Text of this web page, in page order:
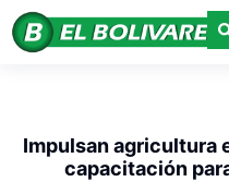
Impulsan agricultura
capacitación